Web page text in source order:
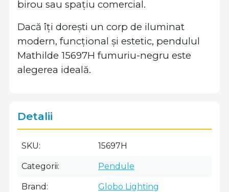
birou sau spațiu comercial.
Dacă îți dorești un corp de iluminat
modern, funcțional și estetic, pendulul
Mathilde 15697H fumuriu-negru este
alegerea ideală.
Detalii
SKU 15697H
Categorii Pendule
Brand Globo Lighting